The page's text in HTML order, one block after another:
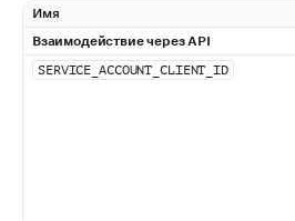
Имя
Взаимодействие через API
SERVICE_ACCOUNT_CLIENT_ID